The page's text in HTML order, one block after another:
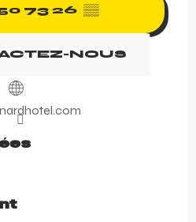
73 26 ▒▒
NOUS